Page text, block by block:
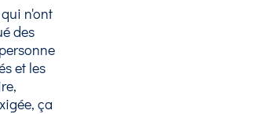
n'ont
des
et les
ça